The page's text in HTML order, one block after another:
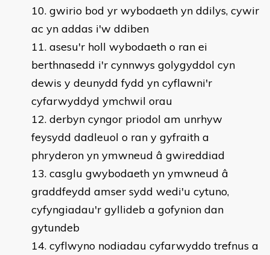
gwirio bod yr wybodaeth yn ddilys, cywir
ac yn addas i'w ddiben
asesu'r holl wybodaeth o ran ei
berthnasedd i'r cynnwys golygyddol cyn
dewis y deunydd fydd yn cyflawni'r
cyfarwyddyd ymchwil orau
derbyn cyngor priodol am unrhyw
feysydd dadleuol o ran y gyfraith a
phryderon yn ymwneud â gwireddiad
casglu gwybodaeth yn ymwneud â
graddfeydd amser sydd wedi'u cytuno,
cyfyngiadau'r gyllideb a gofynion dan
gytundeb
cyflwyno nodiadau cyfarwyddo trefnus a